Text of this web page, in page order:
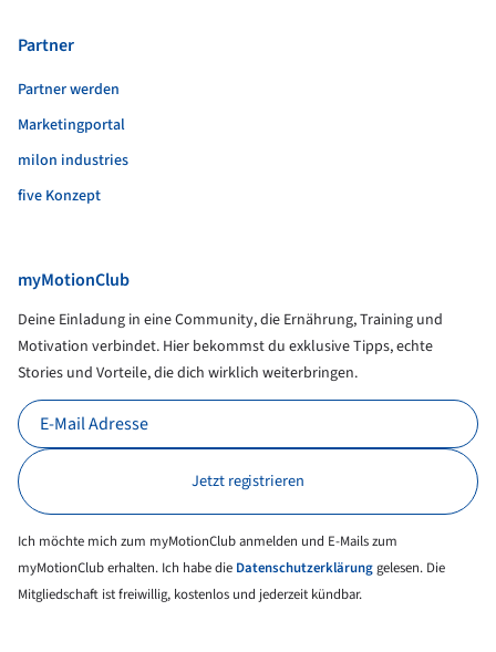
Partner
Partner werden
Marketingportal
milon industries
five Konzept
myMotionClub
Deine Einladung in eine Community, die Ernährung, Training und
Motivation verbindet. Hier bekommst du exklusive Tipps, echte
Stories und Vorteile, die dich wirklich weiterbringen.
Ich möchte mich zum myMotionClub anmelden und E-Mails zum
myMotionClub erhalten. Ich habe die Datenschutzerklärunggelesen. Die
Mitgliedschaft ist freiwillig, kostenlos und jederzeit kündbar.